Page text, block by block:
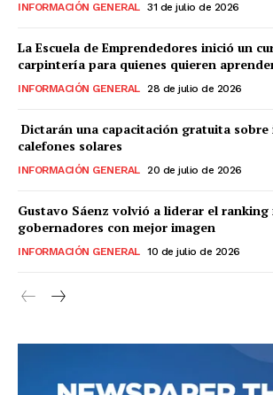
INFORMACIÓN GENERAL 31 de julio de 2026
La Escuela de Emprendedores inició un
carpintería para quienes quieren
INFORMACIÓN GENERAL 28 de julio de 2026
Dictarán una capacitación gratuita
calefones solares
INFORMACIÓN GENERAL 20 de julio de 2026
Gustavo Sáenz volvió a liderar el ranking
gobernadores con mejor imagen
INFORMACIÓN GENERAL 10 de julio de 2026